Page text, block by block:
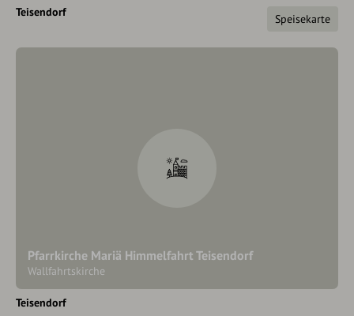
Teisendorf Speisekarte
Pfarrkirche Mariä Himmelfahrt Teisendorf
Wallfahrtskirche
Teisendorf